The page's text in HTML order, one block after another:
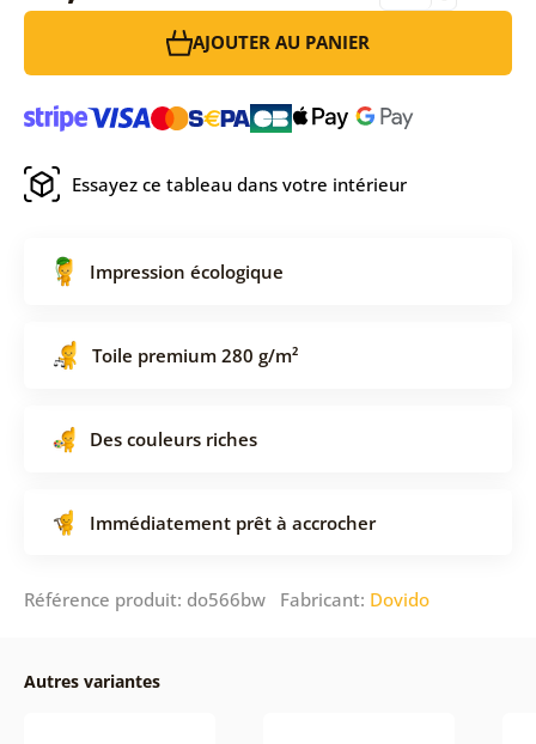
AJOUTER AU PANIER
Essayez ce tableau dans votre intérieur
Impression écologique
Toile premium 280 g/m²
Des couleurs riches
Immédiatement prêt à accrocher
Référence produit: do566bw Fabricant: Dovido
Autres variantes